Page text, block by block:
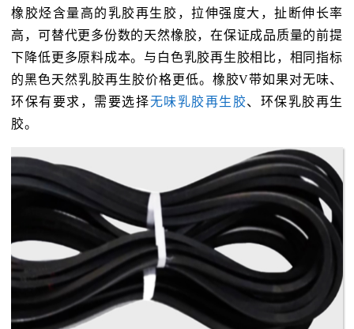
橡胶烃含量高的乳胶再生胶，拉伸强度大，扯断伸长率
高，可替代更多份数的天然橡胶，在保证成品质量的前提
下降低更多原料成本。与白色乳胶再生胶相比，相同指标
的黑色天然乳胶再生胶价格更低。橡胶V带如果对无味、
环保有要求，需要选择无味乳胶再生胶、环保乳胶再生
胶。